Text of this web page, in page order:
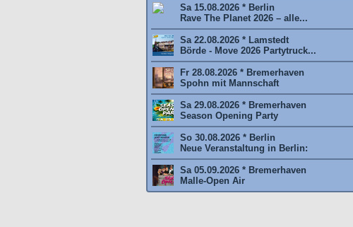
Sa 15.08.2026 * Berlin
Rave The Planet 2026 – alle...
Sa 22.08.2026 * Lamstedt
Börde - Move 2026 Partytruck...
Fr 28.08.2026 * Bremerhaven
Spohn mit Mannschaft
Sa 29.08.2026 * Bremerhaven
Season Opening Party
So 30.08.2026 * Berlin
Neue Veranstaltung in Berlin:
Sa 05.09.2026 * Bremerhaven
Malle-Open Air